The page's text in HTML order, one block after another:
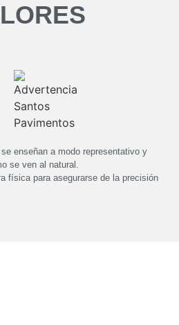
enseñan a modo representativo y
se ven al natural.
física para asegurarse de la precisión